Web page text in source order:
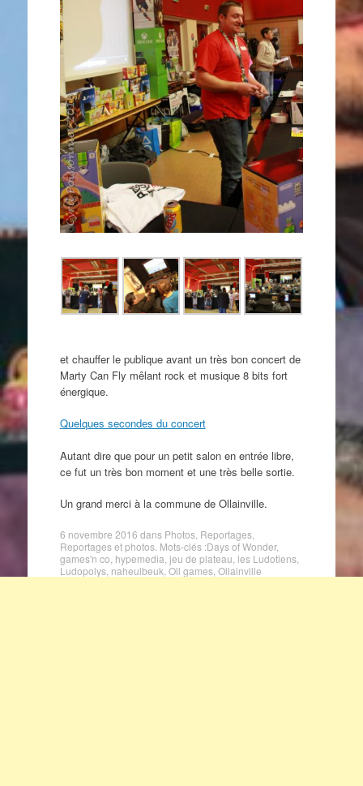
et chauffer le publique avant un très bon concert de
Marty Can Fly mêlant rock et musique 8 bits fort
énergique.
Quelques secondes du concert
Autant dire que pour un petit salon en entrée libre,
ce fut un très bon moment et une très belle sortie.
Un grand merci à la commune de Ollainville.
6 novembre 2016 dans Photos, Reportages,
Reportages et photos. Mots-clés :Days of Wonder,
games'n co hypemedia jeu de plateau les Ludotiens,
Ludopolys, naheulbeuk Oll games, Ollainville